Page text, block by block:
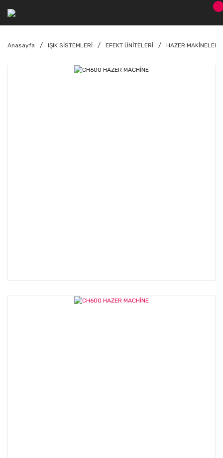
Anasayfa IŞIK SİSTEMLERİ EFEKT ÜNİTELERİ HAZER MAKİNELERİ